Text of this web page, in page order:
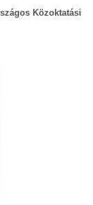
Közoktatási